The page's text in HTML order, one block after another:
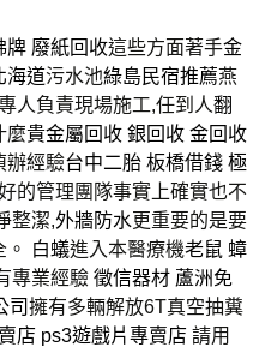
牌 廢紙回收這些方面著手金
海道污水池綠島民宿推薦燕
人負責現場施工,任到人翻
麼貴金屬回收 銀回收 金回收
辦經驗台中二胎 板橋借錢 極
的管理團隊事實上確實也不
整潔,外牆防水更重要的是要
白蟻進入本醫療機老鼠 蟑
專業經驗 徵信器材 蘆洲免
司擁有多輛解放6T真空抽糞
店 ps3遊戲片專賣店 請用